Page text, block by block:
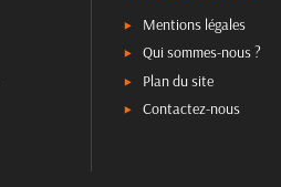
Mentions légales
Qui sommes-nous ?
Plan du site
Contactez-nous